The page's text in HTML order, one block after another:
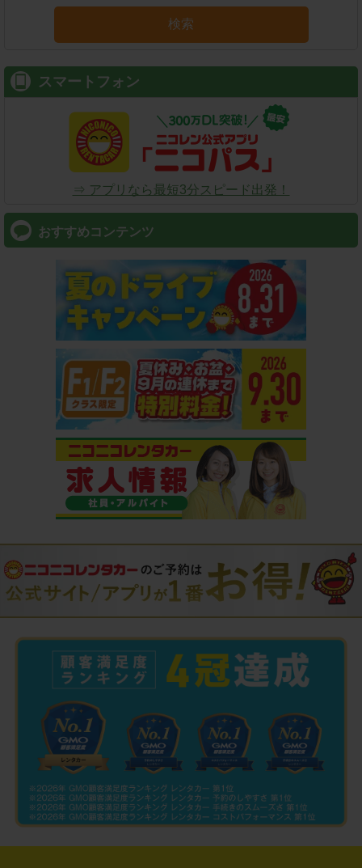
検索
スマートフォン
⇒ アプリなら最短3分スピード出発！
おすすめコンテンツ